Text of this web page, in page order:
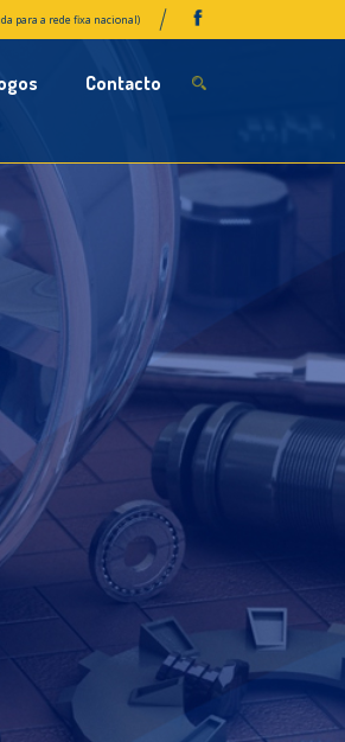
para a rede fixa nacional)
Contacto